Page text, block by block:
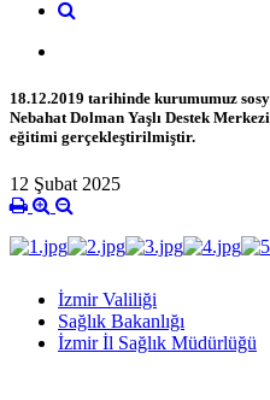
18.12.2019 tarihinde kurumumuz
Nebahat Dolman Yaşlı Destek
eğitimi gerçekleştirilmiştir.
12 Şubat 2025
İzmir Valiliği
Sağlık Bakanlığı
İzmir İl Sağlık Müdürlüğü